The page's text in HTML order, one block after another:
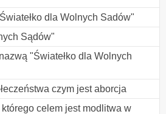
dla Wolnych Sadów"
Sądów"
"Światełko dla Wolnych
czym jest aborcja
celem jest modlitwa w